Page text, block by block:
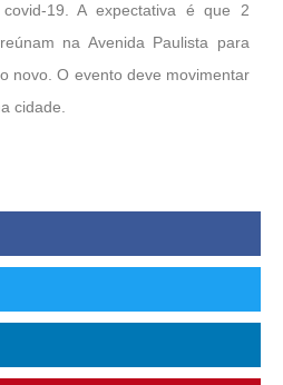
19. A expectativa é que 2
na Avenida Paulista para
novo. O evento deve movimentar
cidade.